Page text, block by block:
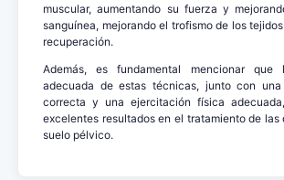
muscular, aumentando su fuerza y
sanguínea, mejorando el trofismo de los
recuperación.
Además, es fundamental mencionar que
adecuada de estas técnicas, junto con una
correcta y una ejercitación física
excelentes resultados en el tratamiento de las
suelo pélvico.